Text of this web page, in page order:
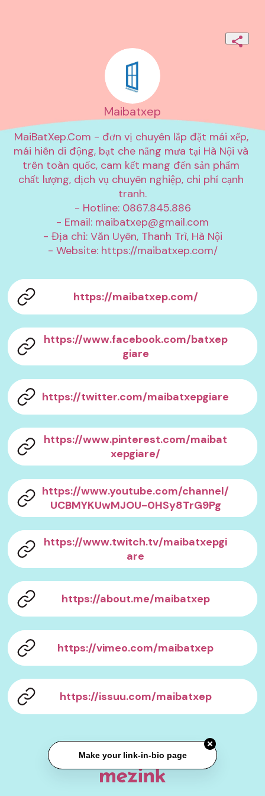
Maibatxep
MaiBatXep.Com - đơn vị chuyên lắp đặt mái xếp,
mái hiên di động, bạt che nắng mưa tại Hà Nội và
trên toàn quốc, cam kết mang đến sản phẩm
chất lượng, dịch vụ chuyên nghiệp, chi phí cạnh
tranh.
- Hotline: 0867.845.886
- Email: maibatxep@gmail.com
- Địa chỉ: Văn Uyên, Thanh Trì, Hà Nội
- Website: https://maibatxep.com/
https://maibatxep.com/
https://www.facebook.com/batxep
giare
https://twitter.com/maibatxepgiare
https://www.pinterest.com/maibat
xepgiare/
https://www.youtube.com/channel/
UCBMYKUwMJOU-0HSy8TrG9Pg
https://www.twitch.tv/maibatxepgi
are
https://about.me/maibatxep
https://vimeo.com/maibatxep
https://issuu.com/maibatxep
Make your link-in-bio page